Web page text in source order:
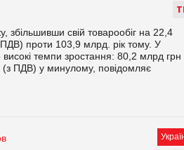
Т
збільшивши свій товарообіг на 22,4
проти 103,9 млрд. рік тому. У
високі темпи зростання: 80,2 млрд грн
ПДВ) у минулому, повідомляє